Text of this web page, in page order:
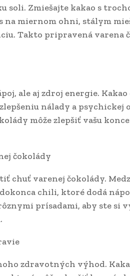
soli. Zmiešajte kakao s
na miernom ohni, stálym
Takto pripravená varena
ale aj zdroj energie. Kakao
nálady a psychickej
môže zlepšiť vašu
čokolády
chuť varenej čokolády.
chili, ktoré dodá
prísadami, aby ste si
zdravotných výhod.